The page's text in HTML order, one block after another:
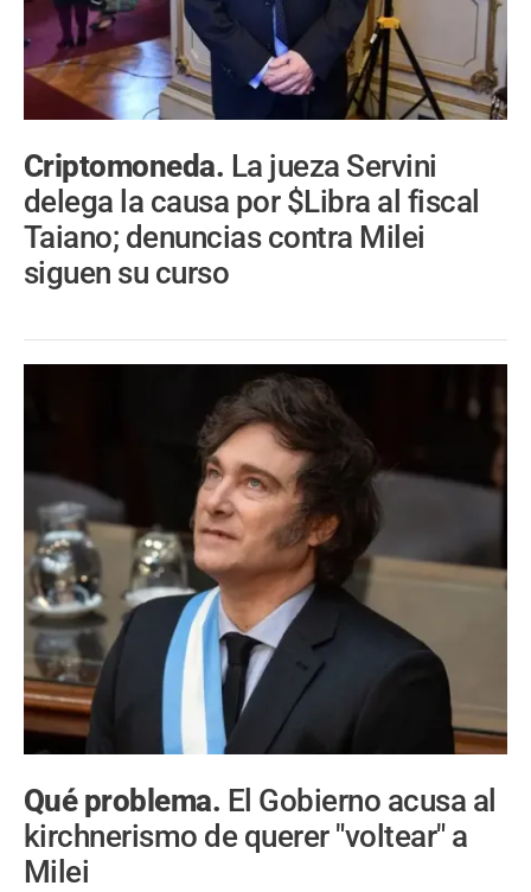
Criptomoneda. La jueza Servini
delega la causa por $Libra al fiscal
Taiano; denuncias contra Milei
siguen su curso
Qué problema. El Gobierno acusa al
kirchnerismo de querer "voltear" a
Milei